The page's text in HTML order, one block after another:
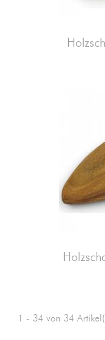
1 - 34 von 34